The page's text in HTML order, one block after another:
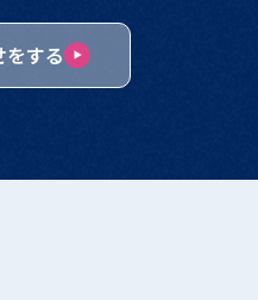
をする